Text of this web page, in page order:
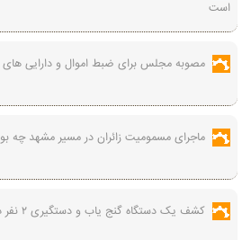
است
مصوبه مجلس برای ضبط اموال و دارایی های
ماجرای مسمومیت زائران در مسیر مشهد چه
کشف یک دستگاه گنج‌ یاب و دستگیری ۲ نفر در میانه